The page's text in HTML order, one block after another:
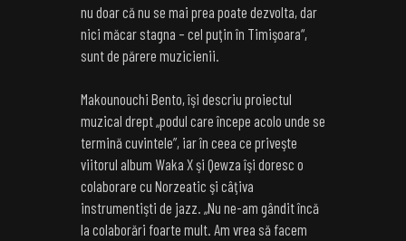
nu doar că nu se mai prea poate dezvolta, dar
nici măcar stagna – cel puţin în Timişoara“,
sunt de părere muzicienii.
Makounouchi Bento, îşi descriu proiectul
muzical drept „podul care începe acolo unde se
termină cuvintele”, iar în ceea ce priveşte
viitorul album Waka X şi Qewza îşi doresc o
colaborare cu Norzeatic şi câţiva
instrumentişti de jazz. „Nu ne-am gândit încă
la colaborări foarte mult. Am vrea să facem